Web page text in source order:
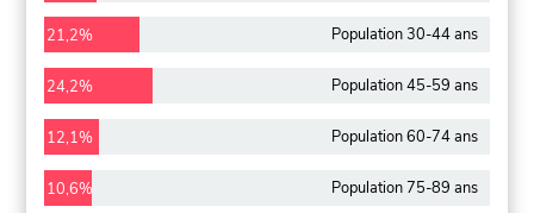
21,2% Population 30-44 ans
24,2% Population 45-59 ans
12,1% Population 60-74 ans
10,6% Population 75-89 ans